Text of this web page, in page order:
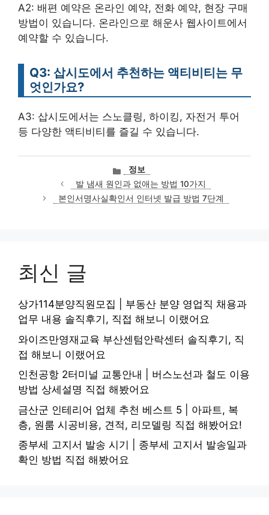
A2: 배편 예약은 온라인 예약, 전화 예약, 현장 구매
방법이 있습니다. 온라인으로 해운사 웹사이트에서
예약할 수 있습니다.
Q3: 삽시도에서 추천하는 액티비티는 무
엇인가요?
A3: 삽시도에서는 스노클링, 하이킹, 자전거 투어
등 다양한 액티비티를 즐길 수 있습니다.
카
테
고
리
정보
발 냄새 원인과 없애는 방법 10가지
본인서명사실확인서 인터넷 발급 방법 7단계
최신 글
상가114분양직원모집 | 부동산 분양 영업직 채용과
업무 내용 솔직후기, 직접 해보니 이랬어요
와이즈만영재교육 부산센텀안락센터 솔직후기, 직
접 해보니 이랬어요
인천공항 2터미널 교통안내 | 버스노선과 철도 이용
방법 상세설명 직접 해봤어요
금산군 인테리어 업체 추천 베스트 5 | 아파트, 복
층, 원룸 시공비용, 견적, 리모델링 직접 해봤어요!
종부세 고지서 발송 시기 | 종부세 고지서 발송일과
확인 방법 직접 해봤어요